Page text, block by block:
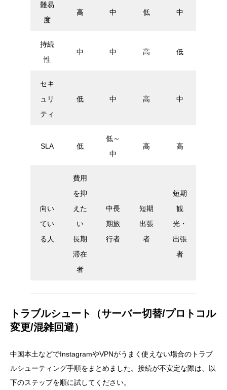
難易
度
高 中 低 中
持続
性
中 中 高 低
セキ
ュリ
ティ
低 中 高 中
SLA 低
低～
中
高 高
向い
てい
る人
費用
を抑
えた
い
長期
滞在
者
中長
期旅
行者
短期
出張
者
短期
観
光・
出張
者
トラブルシュート（サーバー切替/プロトコル
変更/混雑回避）
中国本土などでInstagramやVPNがうまく使えない場合のトラブ
ルシューティング手順をまとめました。接続が不安定な際は、以
下のステップを順に試してください。